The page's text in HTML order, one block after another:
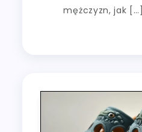
mężczyzn, jak […]